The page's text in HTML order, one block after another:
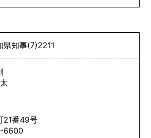
県知事(7)2211
21番49号
6600